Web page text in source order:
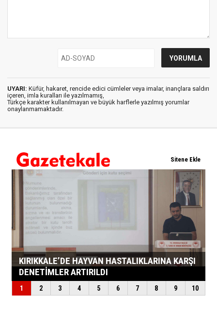
UYARI: Küfür, hakaret, rencide edici cümleler veya imalar, inançlara saldırı
içeren, imla kuralları ile yazılmamış,
Türkçe karakter kullanılmayan ve büyük harflerle yazılmış yorumlar
onaylanmamaktadır.